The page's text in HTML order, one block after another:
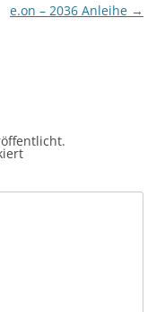
e.on – 2036 Anleihe →